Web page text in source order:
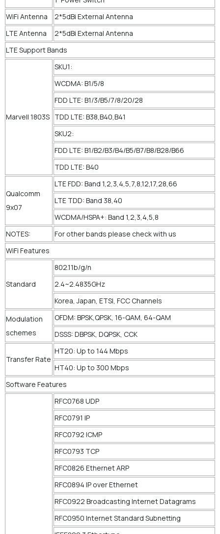
WiFi Antenna
2*5dBi External Antenna
LTE Antenna
2*5dBi External Antenna
LTE Support Bands
Marvell 1803S
SKU1:
WCDMA: B1/5/8
FDD LTE: B1/3/B5/7/8/20/28
TDD LTE: B38,B40,B41
SKU2:
FDD LTE: B1/B2/B3/B4/B5/B7/B8/B28/B66
TDD LTE: B40
Qualcomm
9x07
LTE FDD: Band 1,2,3,4,5,7,8,12,17,28,66
LTE TDD: Band 38,40
WCDMA/HSPA+: Band 1,2,3,4,5,8
NOTES:
For other bands please check with us
WiFi Features
Standard
802.11b/g/n
2.4~2.4835GHz
Korea, Japan, ETSI, FCC Channels
Modulation
schemes
OFDM: BPSK,QPSK, 16-QAM, 64-QAM
DSSS: DBPSK, DQPSK, CCK
Transfer Rate
HT20: Up to 144 Mbps
HT40: Up to 300 Mbps
Software Features
RFC0768 UDP
RFC0791 IP
RFC0792 ICMP
RFC0793 TCP
RFC0826 Ethernet ARP
RFC0894 IP over Ethernet
RFC0922 Broadcasting Internet Datagrams
RFC0950 Internet Standard Subnetting